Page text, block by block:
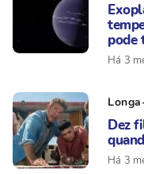
pode
Há 3
Dez
Há 3